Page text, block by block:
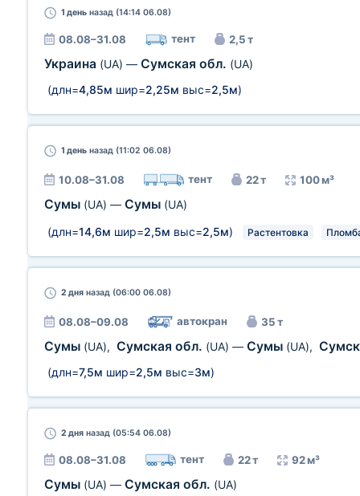
1 день назад (14:14 06.08)
08.08–31.08 тент 2,5 т
Украина (UA) — Сумская обл. (UA)
(длн=4,85м шир=2,25м выс=2,5м)
1 день назад (11:02 06.08)
10.08–31.08 тент 22 т 100 м³
Сумы (UA) — Сумы (UA)
(длн=14,6м шир=2,5м выс=2,5м) Растентовка
2 дня назад (06:00 06.08)
08.08–09.08 автокран 35 т
Сумы (UA), Сумская обл. (UA) — Сумы (UA),
(длн=7,5м шир=2,5м выс=3м)
2 дня назад (05:54 06.08)
08.08–31.08 тент 22 т 92 м³
Сумы (UA) — Сумская обл. (UA)